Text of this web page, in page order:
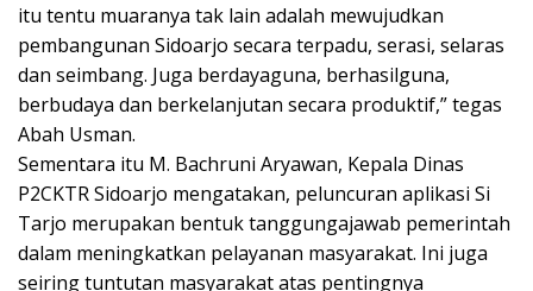
itu tentu muaranya tak lain adalah mewujudkan
pembangunan Sidoarjo secara terpadu, serasi, selaras
dan seimbang. Juga berdayaguna, berhasilguna,
berbudaya dan berkelanjutan secara produktif,” tegas
Abah Usman.
Sementara itu M. Bachruni Aryawan, Kepala Dinas
P2CKTR Sidoarjo mengatakan, peluncuran aplikasi Si
Tarjo merupakan bentuk tanggungajawab pemerintah
dalam meningkatkan pelayanan masyarakat. Ini juga
seiring tuntutan masyarakat atas pentingnya